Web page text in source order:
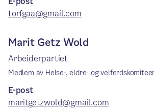
torfgaa@gmail.com
Marit Getz Wold
Arbeiderpartiet
Medlem av Helse-, eldre- og
E-post
maritgetzwold@gmail.com